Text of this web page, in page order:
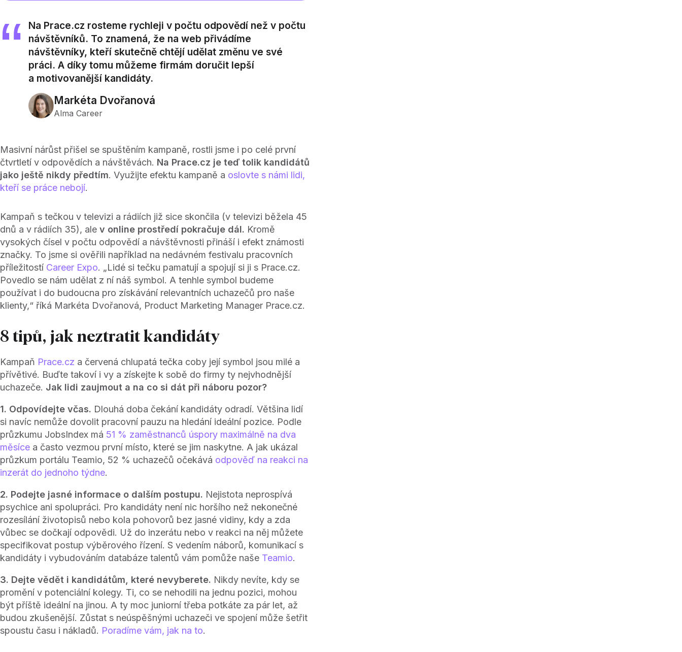
Na Prace.cz rosteme rychleji v počtu odpovědí než v počtu
návštěvníků. To znamená, že na web přivádíme
návštěvníky, kteří skutečně chtějí udělat změnu ve své
práci. A díky tomu můžeme firmám doručit lepší
a motivovanější kandidáty.
Markéta Dvořanová
Alma Career
Masivní nárůst přišel se spuštěním kampaně, rostli jsme i po celé první
čtvrtletí v odpovědích a návštěvách. Na Prace.cz je teď tolik kandidátů
jako ještě nikdy předtím. Využijte efektu kampaně a oslovte s námi lidi,
kteří se práce nebojí.
Kampaň s tečkou v televizi a rádiích již sice skončila (v televizi běžela 45
dnů a v rádiích 35), ale v online prostředí pokračuje dál. Kromě
vysokých čísel v počtu odpovědí a návštěvnosti přináší i efekt známosti
značky. To jsme si ověřili například na nedávném festivalu pracovních
příležitostí Career Expo. „Lidé si tečku pamatují a spojují si ji s Prace.cz.
Povedlo se nám udělat z ní náš symbol. A tenhle symbol budeme
používat i do budoucna pro získávání relevantních uchazečů pro naše
klienty,“ říká Markéta Dvořanová, Product Marketing Manager Prace.cz.
8 tipů, jak neztratit kandidáty
Kampaň Prace.cz a červená chlupatá tečka coby její symbol jsou milé a
přívětivé. Buďte takoví i vy a získejte k sobě do firmy ty nejvhodnější
uchazeče. Jak lidi zaujmout a na co si dát při náboru pozor?
1. Odpovídejte včas. Dlouhá doba čekání kandidáty odradí. Většina lidí
si navíc nemůže dovolit pracovní pauzu na hledání ideální pozice. Podle
průzkumu JobsIndex má 51 % zaměstnanců úspory maximálně na dva
měsíce a často vezmou první místo, které se jim naskytne. A jak ukázal
průzkum portálu Teamio, 52 % uchazečů očekává odpověď na reakci na
inzerát do jednoho týdne.
2. Podejte jasné informace o dalším postupu. Nejistota neprospívá
psychice ani spolupráci. Pro kandidáty není nic horšího než nekonečné
rozesílání životopisů nebo kola pohovorů bez jasné vidiny, kdy a zda
vůbec se dočkají odpovědi. Už do inzerátu nebo v reakci na něj můžete
specifikovat postup výběrového řízení. S vedením náborů, komunikací s
kandidáty i vybudováním databáze talentů vám pomůže naše Teamio.
3. Dejte vědět i kandidátům, které nevyberete. Nikdy nevíte, kdy se
promění v potenciální kolegy. Ti, co se nehodili na jednu pozici, mohou
být příště ideální na jinou. A ty moc juniorní třeba potkáte za pár let, až
budou zkušenější. Zůstat s neúspěšnými uchazeči ve spojení může šetřit
spoustu času i nákladů. Poradíme vám, jak na to.